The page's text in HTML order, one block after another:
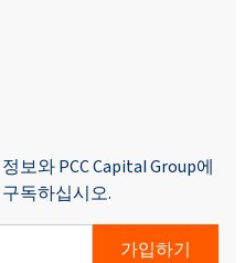
보와 PCC Capital Group에
독하십시오.
가입하기